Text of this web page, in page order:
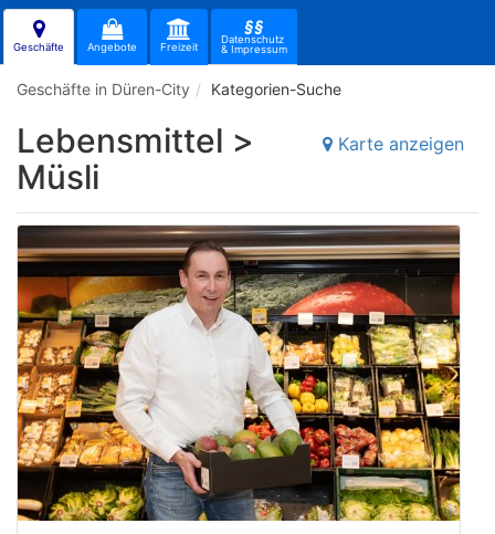
Geschäfte Angebote Freizeit
§§
Datenschutz
& Impressum
Geschäfte in Düren-City Kategorien-Suche
Karte anzeigen
Lebensmittel >
Müsli